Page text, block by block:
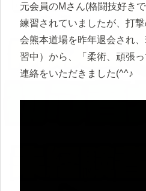
元会員のMさん(格闘技好き
練習されていましたが、打
会熊本道場を昨年退会され
習中）から、「柔術、頑張
連絡をいただきました(^^♪